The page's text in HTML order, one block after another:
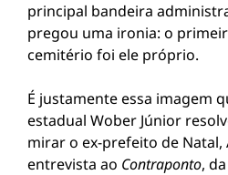
principal bandeira
pregou uma ironia: o
cemitério foi ele próprio.
É justamente essa imagem
estadual Wober Júnior
mirar o ex-prefeito de Natal,
entrevista ao Contraponto, da